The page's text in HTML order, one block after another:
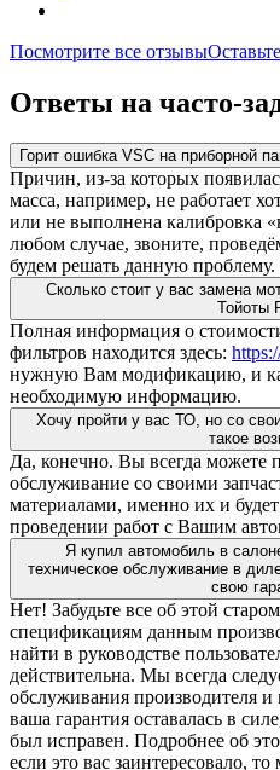
Посмотрите все отзывы
Ответы на часто-
Горит ошибка VSC на приборной
Причин, из-за которых
масса, например, не работает
или не выполнена калибровка
любом случае, звоните,
будем решать данную проблему.
Сколько стоит у вас замена
Тойоты
Полная информация о
фильтров находится здесь:
нужную Вам модификацию, и
необходимую информацию.
Хочу пройти у вас ТО, но со
такое
Да, конечно. Вы всегда можете
обслуживание со своими
материалами, именно их и
проведении работ с Вашим
Я купил автомобиль в
техническое обслуживание в
свою
Нет! Забудьте все об этой
спецификациям данным
найти в руководстве
действительна. Мы всегда
обслуживания производителя
ваша гарантия оставалась в
был исправен. Подробнее об
если это вас заинтересовало,